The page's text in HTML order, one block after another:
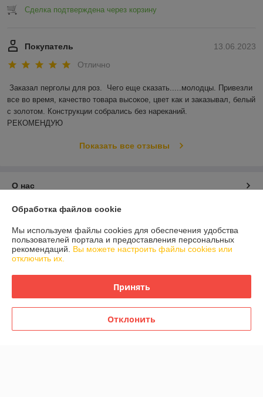
Сделка подтверждена через корзину
13.06.2023
Покупатель
Отлично
Заказал перголы для роз.  Чего еще сказать.....молодцы. Привезли
все во время, качество товара высокое, цвет как и заказывал, белый
с золотом. Конструкции собрались без нареканий.
РЕКОМЕНДУЮ
Показать все отзывы
О нас
Контакты
Доставка и оплата
Полная версия сайта
Политика обработки cookies
Обработка файлов cookie
Мы используем файлы cookies для обеспечения удобства
пользователей портала и предоставления персональных
рекомендаций. Вы можете настроить файлы cookies или
отключить их.
Принять
Отклонить